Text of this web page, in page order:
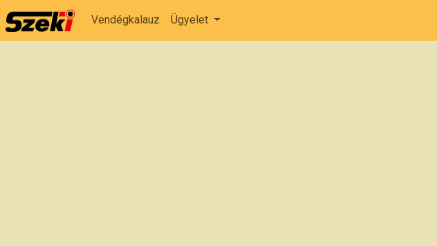
Vendégkalauz Ügyelet